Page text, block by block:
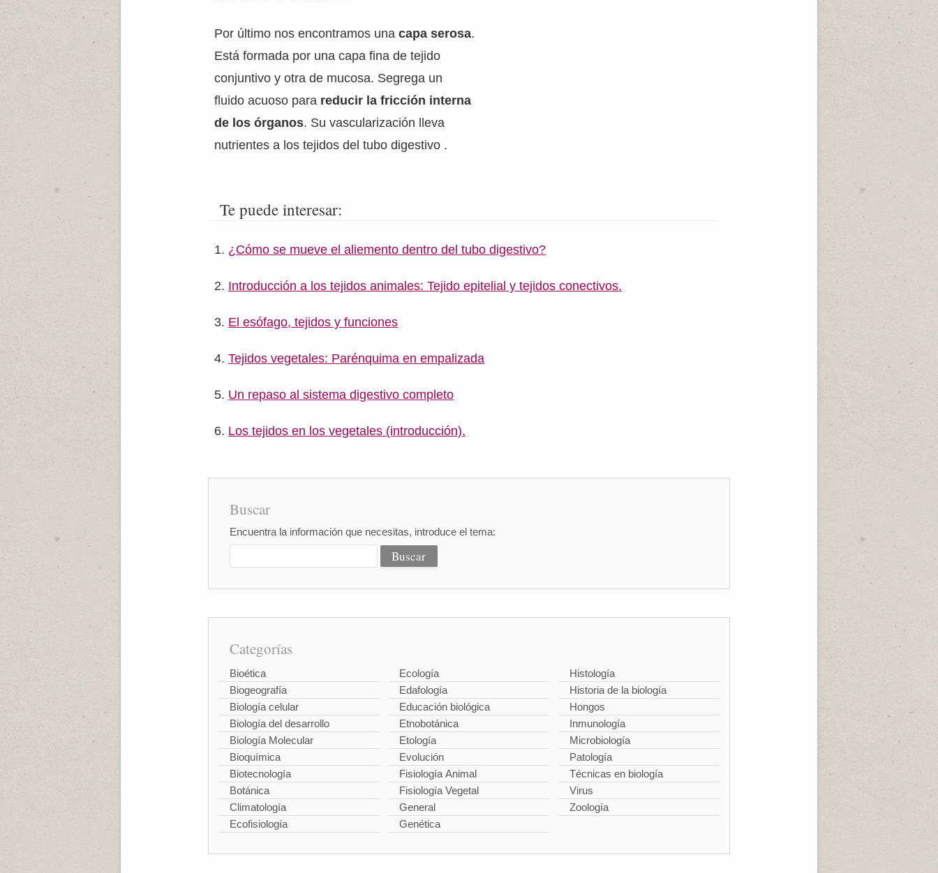
Por último nos encontramos unacapa serosa.
Está formada por una capa fina de tejido
conjuntivo y otra de mucosa. Segrega un
fluido acuoso para reducir la fricción interna
de los órganos. Su vascularización lleva
nutrientes a los tejidos del tubo digestivo .
Te puede interesar:
¿Cómo se mueve el aliemento dentro del tubo digestivo?
Introducción a los tejidos animales: Tejido epitelial y tejidos conectivos.
El esófago, tejidos y funciones
Tejidos vegetales: Parénquima en empalizada
Un repaso al sistema digestivo completo
Los tejidos en los vegetales (introducción).
Buscar
Encuentra la información que necesitas, introduce el tema:
Categorías
Bioética
Biogeografía
Biología celular
Biología del desarrollo
Biología Molecular
Bioquímica
Biotecnología
Botánica
Climatología
Ecofisiología
Ecología
Edafología
Educación biológica
Etnobotánica
Etología
Evolución
Fisiología Animal
Fisiología Vegetal
General
Genética
Histología
Historia de la biología
Hongos
Inmunología
Microbiología
Patología
Técnicas en biología
Virus
Zoología